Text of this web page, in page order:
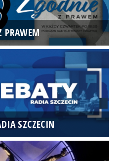
PRAWEM
SZCZECIN